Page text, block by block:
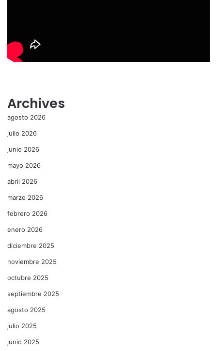
Archives
agosto 2026
julio 2026
junio 2026
mayo 2026
abril 2026
marzo 2026
febrero 2026
enero 2026
diciembre 2025
noviembre 2025
octubre 2025
septiembre 2025
agosto 2025
julio 2025
junio 2025